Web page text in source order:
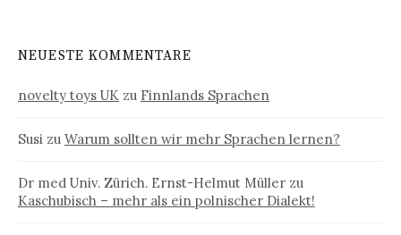
NEUESTE KOMMENTARE
novelty toys UK zu Finnlands Sprachen
Susi zu Warum sollten wir mehr Sprachen lernen?
Dr med Univ. Zürich. Ernst-Helmut Müller zu
Kaschubisch – mehr als ein polnischer Dialekt!